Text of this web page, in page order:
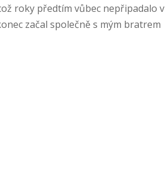
roky předtím vůbec nepřipadalo v
začal společně s mým bratrem